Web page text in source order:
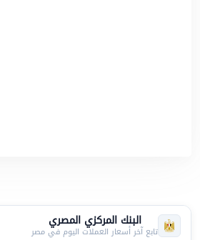
البنك المركزي المصري
تابع آخر أسعار العملات اليوم في مصر